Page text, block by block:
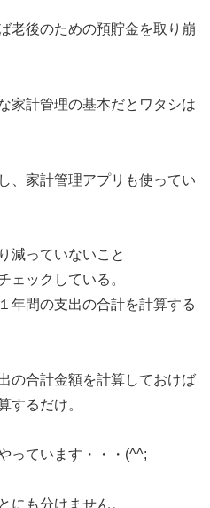
老後のための預貯金を取り崩
家計管理の基本だとワタシは
、家計管理アプリも使ってい
減っていないこと
ェックしている。
年間の支出の合計を計算する
の合計金額を計算しておけば
するだけ。
っています・・・(^^;
にも分けません。